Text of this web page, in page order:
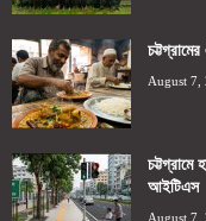
August 7,
চট্টগ্রামে
আইটিএস
August 7,